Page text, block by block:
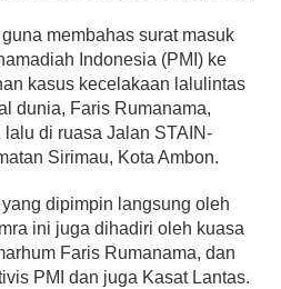
membahas surat masuk
Indonesia (PMI) ke
kasus kecelakaan lalulintas
dunia, Faris Rumanama,
di ruasa Jalan STAIN-
Sirimau, Kota Ambon.
dipimpin langsung oleh
ini juga dihadiri oleh kuasa
Faris Rumanama, dan
PMI dan juga Kasat Lantas.